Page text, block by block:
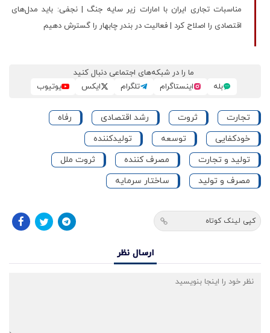
مناسبات تجاری ایران با امارات زیر سایه جنگ | نجفی: باید مدل‌های
اقتصادی را اصلاح کرد | فعالیت در بندر چابهار را گسترش دهیم
ما را در شبکه‌های اجتماعی دنبال کنید
بله
اینستاگرام تلگرام ایکس یوتیوب
تجارت ثروت رشد اقتصادی
رفاه
خودکفایی
توسعه
تولیدکننده
تولید و تجارت
مصرف کننده
ثروت ملل
مصرف و تولید
ساختار سرمایه
کپی لینک کوتاه
ارسال نظر